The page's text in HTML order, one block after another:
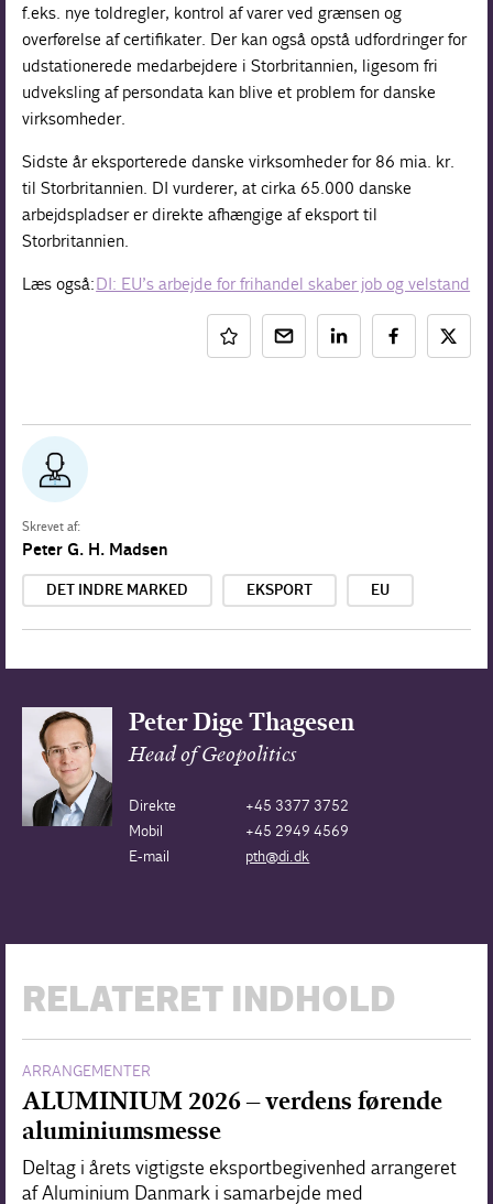
f.eks. nye toldregler, kontrol af varer ved grænsen og
overførelse af certifikater. Der kan også opstå udfordringer for
udstationerede medarbejdere i Storbritannien, ligesom fri
udveksling af persondata kan blive et problem for danske
virksomheder.
Sidste år eksporterede danske virksomheder for 86 mia. kr.
til Storbritannien. DI vurderer, at cirka 65.000 danske
arbejdspladser er direkte afhængige af eksport til
Storbritannien.
Læs også:DI: EU’s arbejde for frihandel skaber job og velstand
Skrevet af:
Peter G. H. Madsen
DET INDRE MARKED EKSPORT EU
Peter Dige Thagesen
Head of Geopolitics
Direkte
+45 3377 3752
Mobil
+45 2949 4569
E-mail
pth@di.dk
RELATERET INDHOLD
ARRANGEMENTER
ALUMINIUM 2026 – verdens førende
aluminiumsmesse
Deltag i årets vigtigste eksportbegivenhed arrangeret
af Aluminium Danmark i samarbejde med